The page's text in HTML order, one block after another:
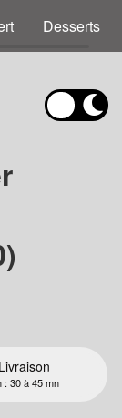
Desserts
Livraison
: 30 à 45 mn